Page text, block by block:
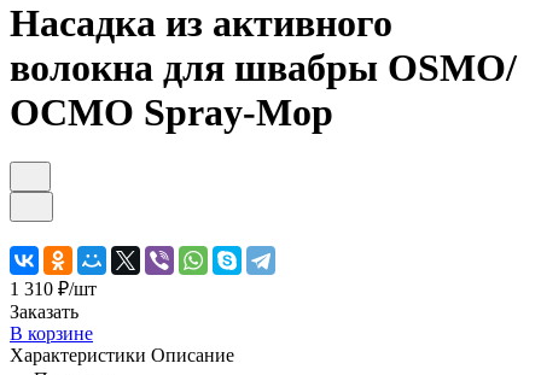
Насадка из активного
волокна для швабры OSMO/
ОСМО Spray-Mop
1 310 ₽/шт
Заказать
В корзине
Характеристики Описание